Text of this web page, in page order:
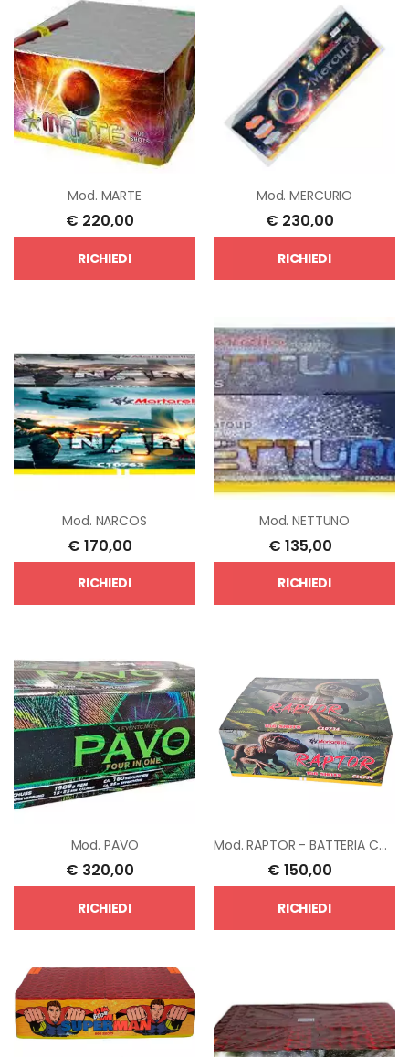
Mod. MARTE
€ 220,00
RICHIEDI
Mod.MERCURIO
€ 230,00
RICHIEDI
Mod. NARCOS
€ 170,00
RICHIEDI
Mod.NETTUNO
€ 135,00
RICHIEDI
Mod. PAVO
€ 320,00
RICHIEDI
Mod.RAPTOR - BATTERIA COMBINATA 156 COLPI
€ 150,00
RICHIEDI